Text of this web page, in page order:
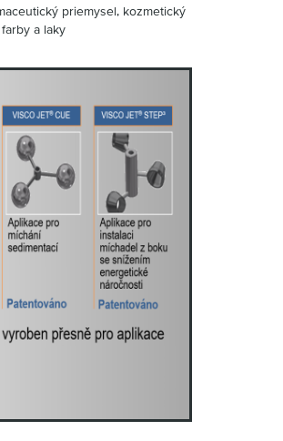
priemysel, kozmetický
a laky